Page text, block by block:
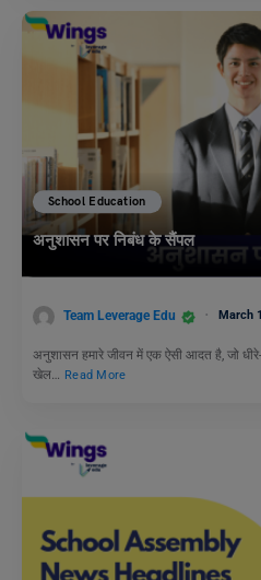
School Education
अनुशासन पर निबंध के सैंपल
Team Leverage Edu March
अनुशासन हमारे जीवन में एक ऐसी आदत है, जो धीरे-
खेल…
Read More